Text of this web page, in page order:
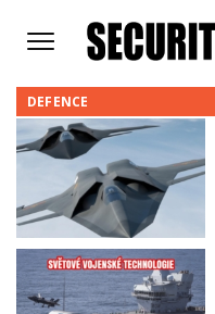
DEFENCE